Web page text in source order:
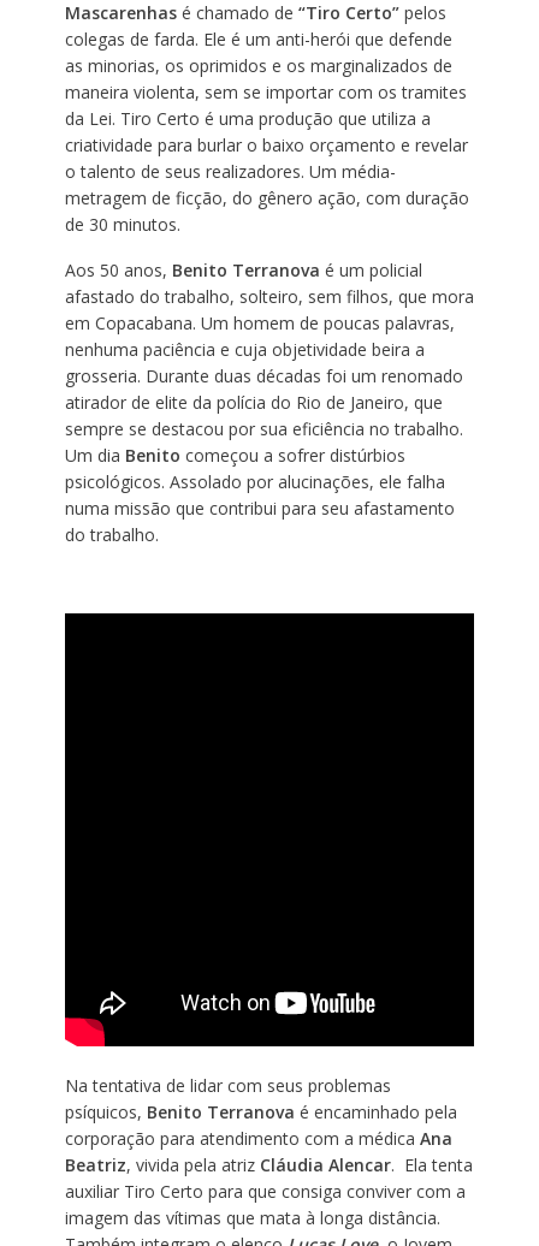
Mascarenhasé chamado de “Tiro Certo”pelos
colegas de farda. Ele é um anti-herói que defende
as minorias, os oprimidos e os marginalizados de
maneira violenta, sem se importar com os tramites
da Lei. Tiro Certo é uma produção que utiliza a
criatividade para burlar o baixo orçamento e revelar
o talento de seus realizadores. Um média-
metragem de ficção, do gênero ação, com duração
de 30 minutos.
Aos 50 anos, Benito Terranova é um policial
afastado do trabalho, solteiro, sem filhos, que mora
em Copacabana. Um homem de poucas palavras,
nenhuma paciência e cuja objetividade beira a
grosseria. Durante duas décadas foi um renomado
atirador de elite da polícia do Rio de Janeiro, que
sempre se destacou por sua eficiência no trabalho.
Um dia Benito começou a sofrer distúrbios
psicológicos. Assolado por alucinações, ele falha
numa missão que contribui para seu afastamento
do trabalho.
Na tentativa de lidar com seus problemas
psíquicos, Benito Terranova é encaminhado pela
corporação para atendimento com a médica Ana
Beatriz, vivida pela atriz Cláudia Alencar. Ela tenta
auxiliar Tiro Certo para que consiga conviver com a
imagem das vítimas que mata à longa distância.